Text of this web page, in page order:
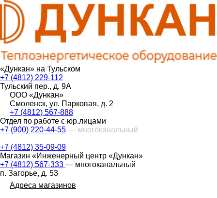
«Дункан» на Тульском
+7 (4812) 229-112
Тульский пер., д. 9А
ООО «Дункан»
Смоленск, ул. Парковая, д. 2
+7 (4812) 567-888
Отдел по работе с юр.лицами
+7 (900) 220-44-55 — многоканальный
+7 (4812) 35-09-09
Магазин «Инженерный центр «Дункан»
+7 (4812) 567-333 — многоканальный
п. Загорье, д. 53
Адреса магазинов